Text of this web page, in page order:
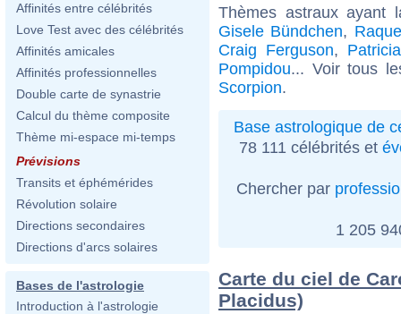
Affinités entre célébrités
Love Test avec des célébrités
Affinités amicales
Affinités professionnelles
Double carte de synastrie
Calcul du thème composite
Thème mi-espace mi-temps
Prévisions
Transits et éphémérides
Révolution solaire
Directions secondaires
Directions d'arcs solaires
Bases de l'astrologie
Introduction à l'astrologie
Thèmes astraux
Gisele Bündchen,
Craig Ferguson,
Pompidou... Voir tous
Scorpion.
Base astrologique de
78 111 célébrités et
Chercher par
1 205
Carte du ciel de
Placidus)